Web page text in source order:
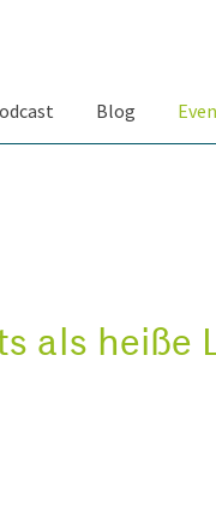
Blog
als heiße